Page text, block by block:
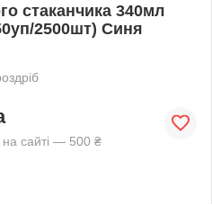
стаканчика 340мл
2500шт) Синя
сайті — 500 ₴